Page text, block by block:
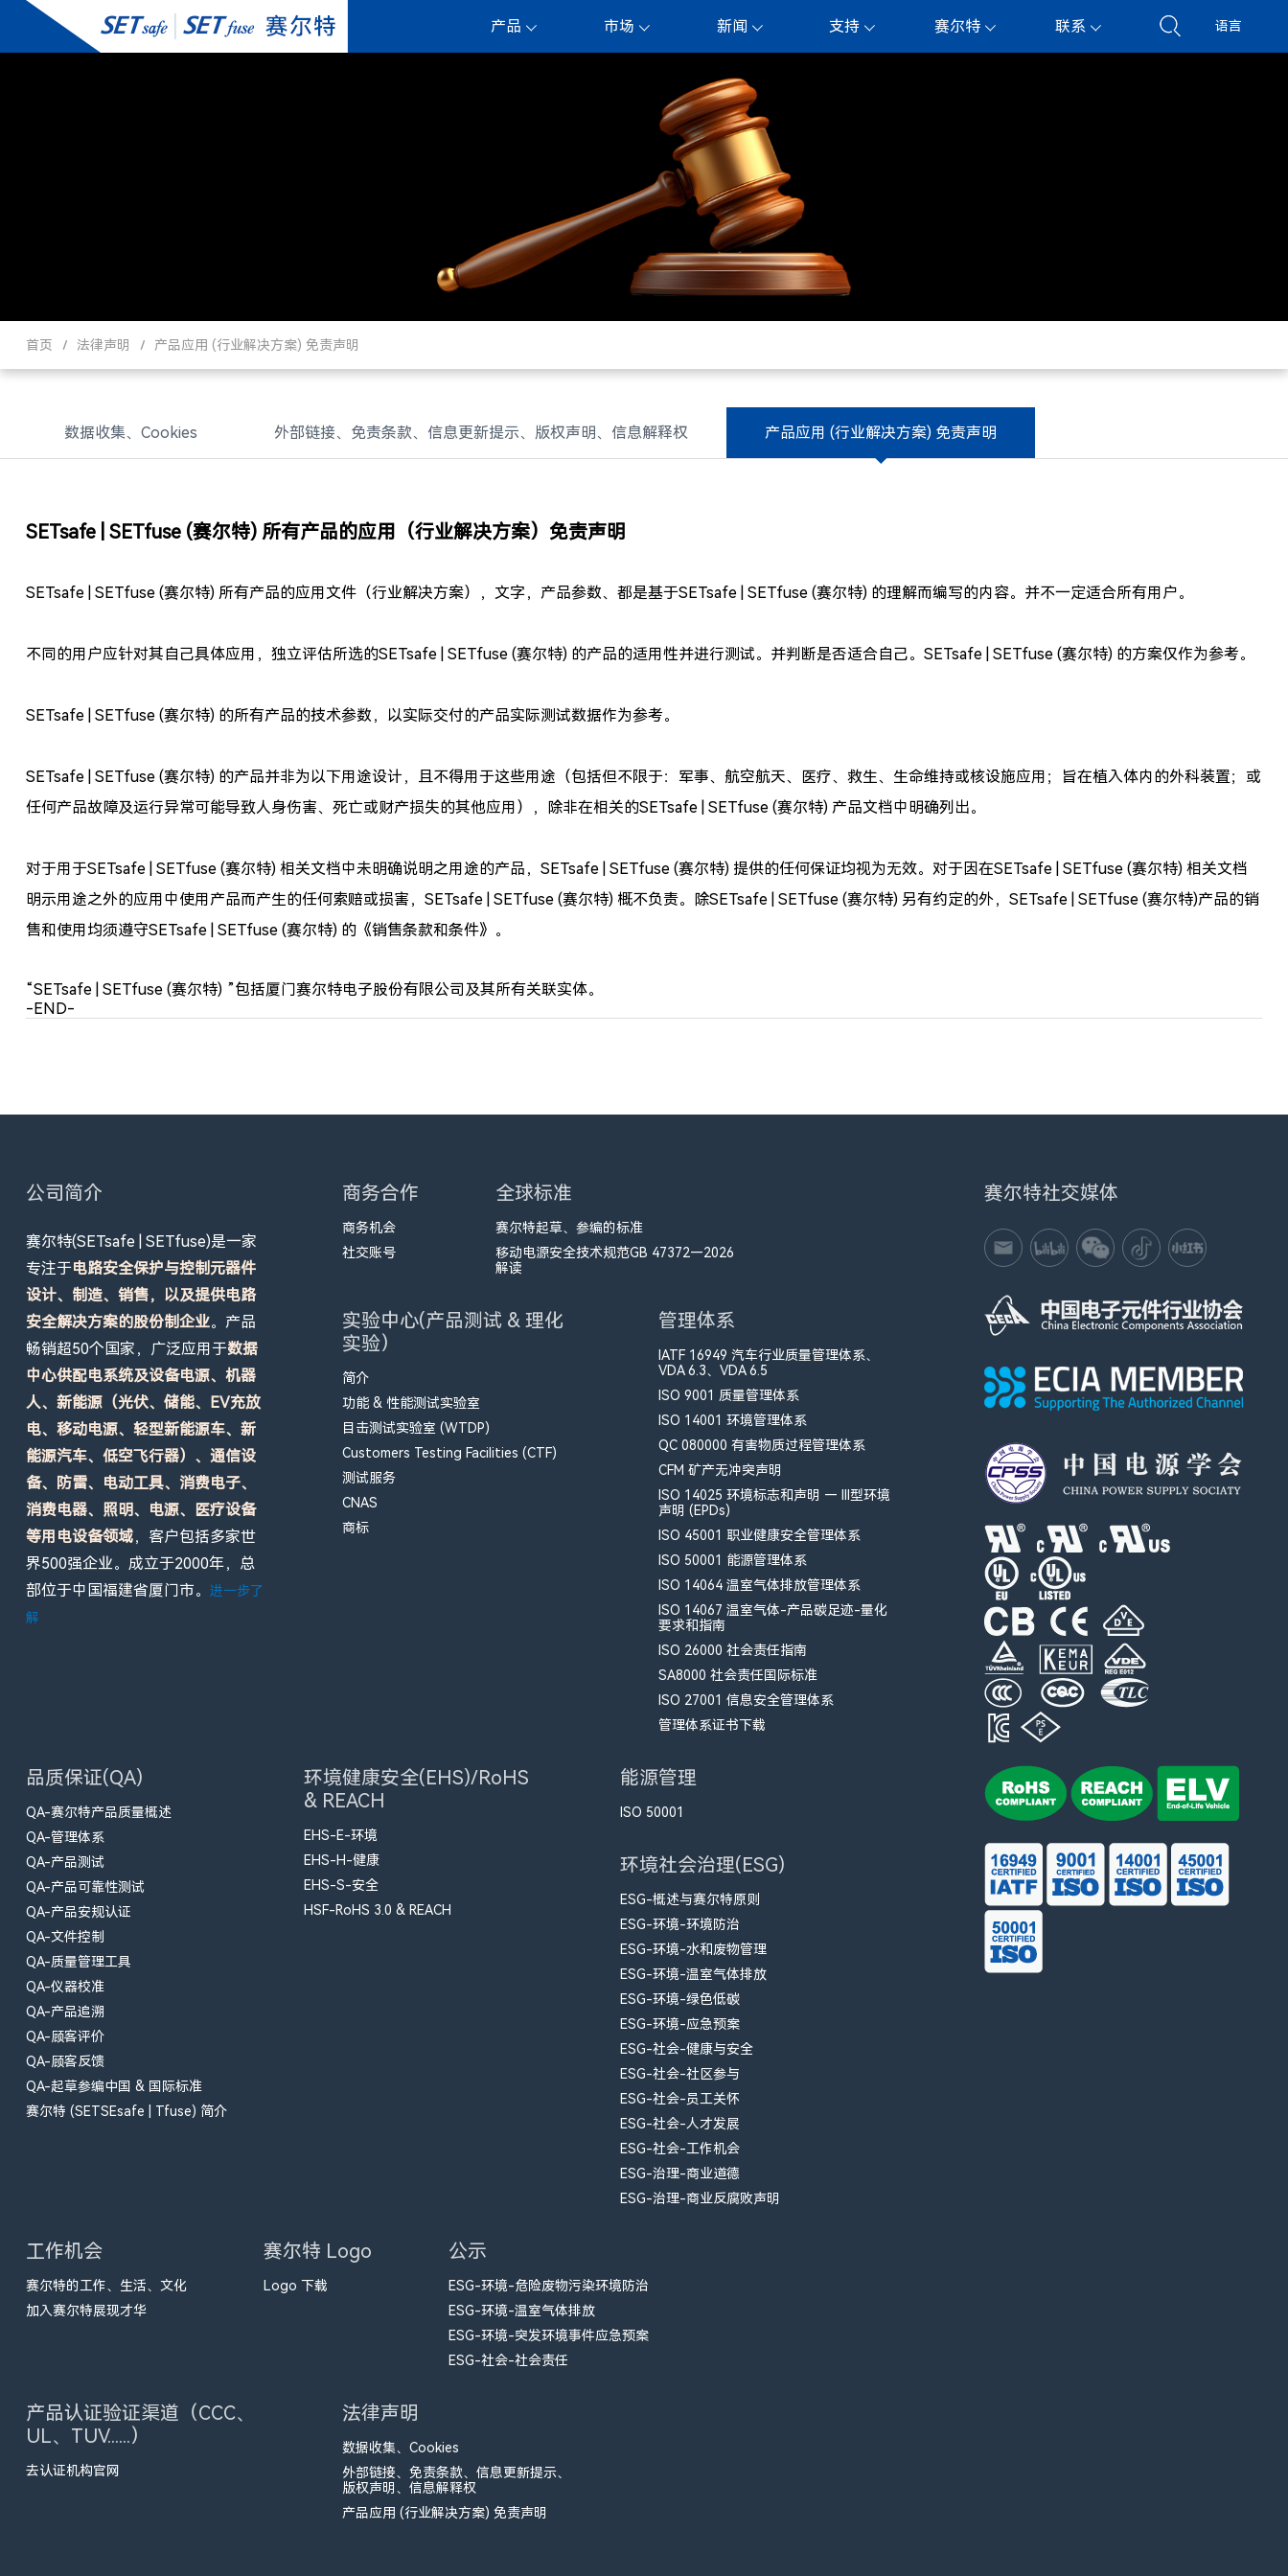
产品 市场 新闻 支持 赛尔特 联系 语言
首页 法律声明 产品应用 (行业解决方案) 免责声明
数据收集、Cookies 外部链接、免责条款、信息更新提示、版权声明、信息解释权 产品应用 (行业解决方案) 免责声明
SETsafe | SETfuse (赛尔特) 所有产品的应用（行业解决方案）免责声明
SETsafe | SETfuse (赛尔特) 所有产品的应用文件（行业解决方案），文字，产品参数、都是基于SETsafe | SETfuse (赛尔特) 的理解而编写的内容。并不一定适合所有用户。
不同的用户应针对其自己具体应用，独立评估所选的SETsafe | SETfuse (赛尔特) 的产品的适用性并进行测试。并判断是否适合自己。SETsafe | SETfuse (赛尔特) 的方案仅作为参考。
SETsafe | SETfuse (赛尔特) 的所有产品的技术参数，以实际交付的产品实际测试数据作为参考。
SETsafe | SETfuse (赛尔特) 的产品并非为以下用途设计，且不得用于这些用途（包括但不限于：军事、航空航天、医疗、救生、生命维持或核设施应用；旨在植入体内的外科装置；或
任何产品故障及运行异常可能导致人身伤害、死亡或财产损失的其他应用），除非在相关的SETsafe | SETfuse (赛尔特) 产品文档中明确列出。
对于用于SETsafe | SETfuse (赛尔特) 相关文档中未明确说明之用途的产品，SETsafe | SETfuse (赛尔特) 提供的任何保证均视为无效。对于因在SETsafe | SETfuse (赛尔特) 相关文档
明示用途之外的应用中使用产品而产生的任何索赔或损害，SETsafe | SETfuse (赛尔特) 概不负责。除SETsafe | SETfuse (赛尔特) 另有约定的外，SETsafe | SETfuse (赛尔特)产品的销
售和使用均须遵守SETsafe | SETfuse (赛尔特) 的《销售条款和条件》。
“SETsafe | SETfuse (赛尔特) ”包括厦门赛尔特电子股份有限公司及其所有关联实体。
-END-
公司简介
赛尔特(SETsafe | SETfuse)是一家
专注于电路安全保护与控制元器件
设计、制造、销售，以及提供电路
安全解决方案的股份制企业。产品
畅销超50个国家，广泛应用于数据
中心供配电系统及设备电源、机器
人、新能源（光伏、储能、EV充放
电、移动电源、轻型新能源车、新
能源汽车、低空飞行器）、通信设
备、防雷、电动工具、消费电子、
消费电器、照明、电源、医疗设备
等用电设备领域，客户包括多家世
界500强企业。成立于2000年，总
部位于中国福建省厦门市。
进一步了
解
商务合作
商务机会
社交账号
全球标准
赛尔特起草、参编的标准
移动电源安全技术规范GB 47372—2026
解读
实验中心(产品测试 & 理化
实验）
简介
功能 & 性能测试实验室
目击测试实验室 (WTDP)
Customers Testing Facilities (CTF)
测试服务
CNAS
商标
管理体系
IATF 16949 汽车行业质量管理体系、
VDA 6.3、VDA 6.5
ISO 9001 质量管理体系
ISO 14001 环境管理体系
QC 080000 有害物质过程管理体系
CFM​ 矿产无冲突声明
ISO 14025 环境标志和声明 — III型环境
声明 (EPDs)
ISO 45001 职业健康安全管理体系
ISO 50001 能源管理体系
ISO 14064 温室气体排放管理体系
ISO 14067 温室气体-产品碳足迹-量化
要求和指南
ISO 26000 社会责任指南
SA8000 社会责任国际标准
ISO 27001 信息安全管理体系
管理体系证书下载
品质保证(QA)
QA-赛尔特产品质量概述
QA-管理体系
QA-产品测试
QA-产品可靠性测试
QA-产品安规认证
QA-文件控制
QA-质量管理工具
QA-仪器校准
QA-产品追溯
QA-顾客评价
QA-顾客反馈
QA-起草参编中国 & 国际标准
赛尔特 (SETSEsafe | Tfuse) 简介
环境健康安全(EHS)/RoHS
& REACH
EHS-E-环境
EHS-H-健康
EHS-S-安全
HSF-RoHS 3.0 & REACH
能源管理
ISO 50001
环境社会治理(ESG)
ESG-概述与赛尔特原则
ESG-环境-环境防治
ESG-环境-水和废物管理
ESG-环境-温室气体排放
ESG-环境-绿色低碳
ESG-环境-应急预案
ESG-社会-健康与安全
ESG-社会-社区参与
ESG-社会-员工关怀
ESG-社会-人才发展
ESG-社会-工作机会
ESG-治理-商业道德
ESG-治理-商业反腐败声明
工作机会
赛尔特的工作、生活、文化
加入赛尔特展现才华
赛尔特 Logo
Logo 下载
公示
ESG-环境-危险废物污染环境防治
ESG-环境-温室气体排放
ESG-环境-突发环境事件应急预案
ESG-社会-社会责任
产品认证验证渠道（CCC、
UL、TUV......）
去认证机构官网
法律声明
数据收集、Cookies
外部链接、免责条款、信息更新提示、
版权声明、信息解释权
产品应用 (行业解决方案) 免责声明
赛尔特社交媒体